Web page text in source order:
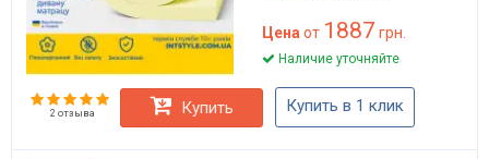
Цена от 1887 грн.
Наличие уточняйте
2 отзыва Купить Купить в 1 клик